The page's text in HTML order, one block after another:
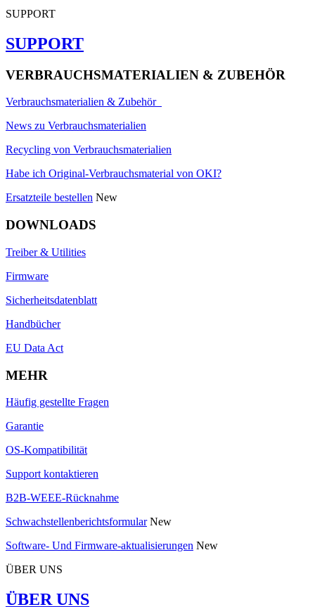
SUPPORT
SUPPORT
VERBRAUCHSMATERIALIEN & ZUBEHÖR
Verbrauchsmaterialien & Zubehör
News zu Verbrauchsmaterialien
Recycling von Verbrauchsmaterialien
Habe ich Original-Verbrauchsmaterial von OKI?
Ersatzteile bestellen New
DOWNLOADS
Treiber & Utilities
Firmware
Sicherheitsdatenblatt
Handbücher
EU Data Act
MEHR
Häufig gestellte Fragen
Garantie
OS-Kompatibilität
Support kontaktieren
B2B-WEEE-Rücknahme
Schwachstellenberichtsformular New
Software- Und Firmware-aktualisierungen New
ÜBER UNS
ÜBER UNS